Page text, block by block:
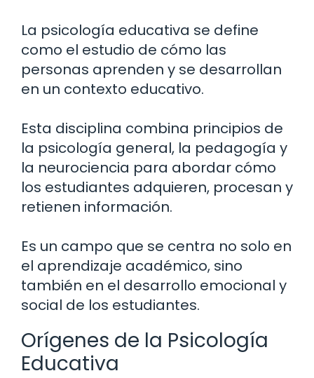
La psicología educativa se define
como el estudio de cómo las
personas aprenden y se desarrollan
en un contexto educativo.
Esta disciplina combina principios de
la psicología general, la pedagogía y
la neurociencia para abordar cómo
los estudiantes adquieren, procesan y
retienen información.
Es un campo que se centra no solo en
el aprendizaje académico, sino
también en el desarrollo emocional y
social de los estudiantes.
Orígenes de la Psicología
Educativa